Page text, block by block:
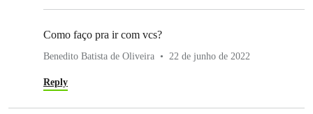
Como faço pra ir com vcs?
Benedito Batista de Oliveira 22 de junho de 2022
Reply